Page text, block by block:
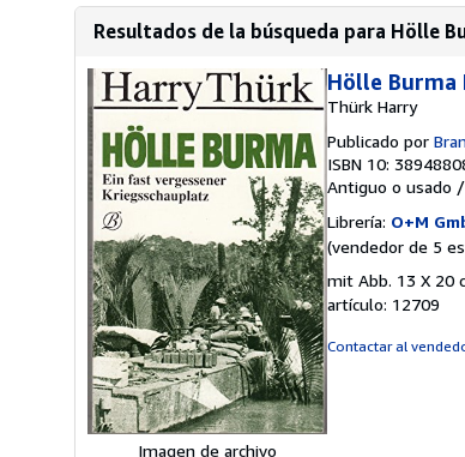
Resultados de la búsqueda para Hölle
Imagen de archivo
Hölle Burma
Thürk Harry
Publicado por
ISBN 10:
Antiguo o usado /
Librería: O+M
(vendedor de 5
mit Abb. 13 X 20
artículo: 12709
Contactar al